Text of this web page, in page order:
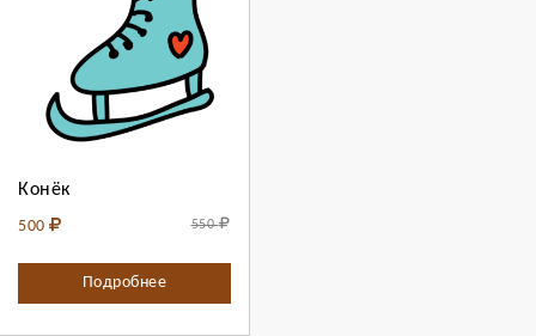
Конёк
500 550
Подробнее
Выберите
количество:
Продолжить Отмена